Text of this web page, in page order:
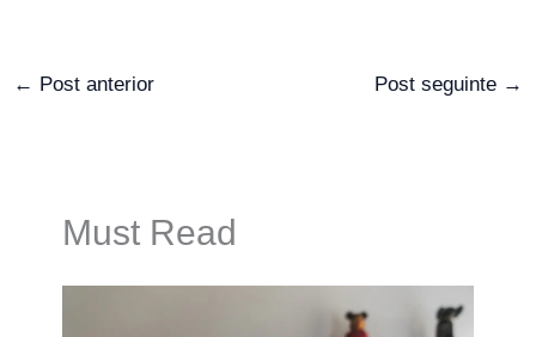
← Post anterior Post seguinte →
Must Read